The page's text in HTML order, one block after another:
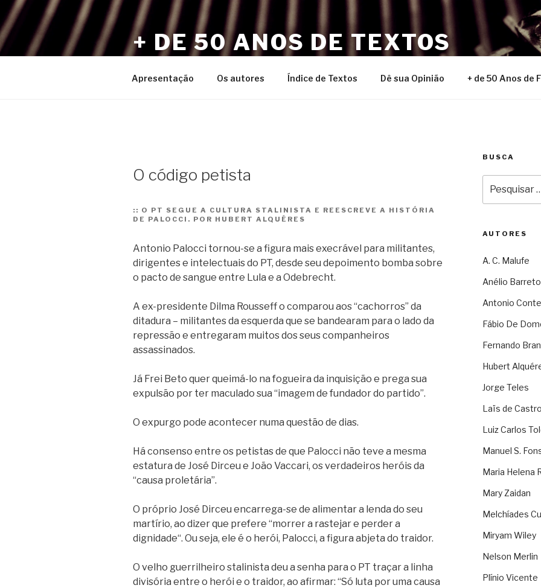
Pular
para
o
conteúdo
+ DE 50 ANOS DE TEXTOS
Apresentação Os autores Índice de Textos Dê sua Opinião + de 50 Anos de
O código petista
:: O PT SEGUE A CULTURA STALINISTA E REESCREVE A HISTÓRIA
DE PALOCCI. POR HUBERT ALQUÉRES
Antonio Palocci tornou-se a figura mais execrável para militantes,
dirigentes e intelectuais do PT, desde seu depoimento bomba sobre
o pacto de sangue entre Lula e a Odebrecht.
A ex-presidente Dilma Rousseff o comparou aos “cachorros” da
ditadura – militantes da esquerda que se bandearam para o lado da
repressão e entregaram muitos dos seus companheiros
assassinados.
Já Frei Beto quer queimá-lo na fogueira da inquisição e prega sua
expulsão por ter maculado sua “imagem de fundador do partido”.
O expurgo pode acontecer numa questão de dias.
Há consenso entre os petistas de que Palocci não teve a mesma
estatura de José Dirceu e João Vaccari, os verdadeiros heróis da
“causa proletária”.
O próprio José Dirceu encarrega-se de alimentar a lenda do seu
martírio, ao dizer que prefere “morrer a rastejar e perder a
dignidade“. Ou seja, ele é o herói, Palocci, a figura abjeta do traidor.
O velho guerrilheiro stalinista deu a senha para o PT traçar a linha
divisória entre o herói e o traidor, ao afirmar: “Só luta por uma causa
BUSCA
por:
AUTORES
A. C. Malufe
Anélio Barreto
Antonio
Fábio De
Fernando
Hubert
Jorge Teles
Laïs de Castro
Luiz Carlos
Manuel S.
Maria Helena
Mary Zaidan
Melchíades
Miryam Wiley
Nelson Merlin
Plínio Vicente